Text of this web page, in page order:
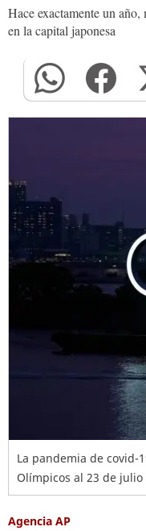
Hace exactamente un año,
en la capital japonesa
La pandemia de covid-
Olímpicos al 23 de julio
Agencia AP